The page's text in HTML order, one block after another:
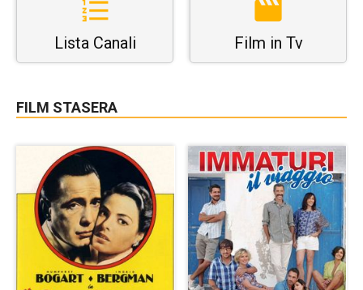
Lista Canali Film in Tv
FILM STASERA